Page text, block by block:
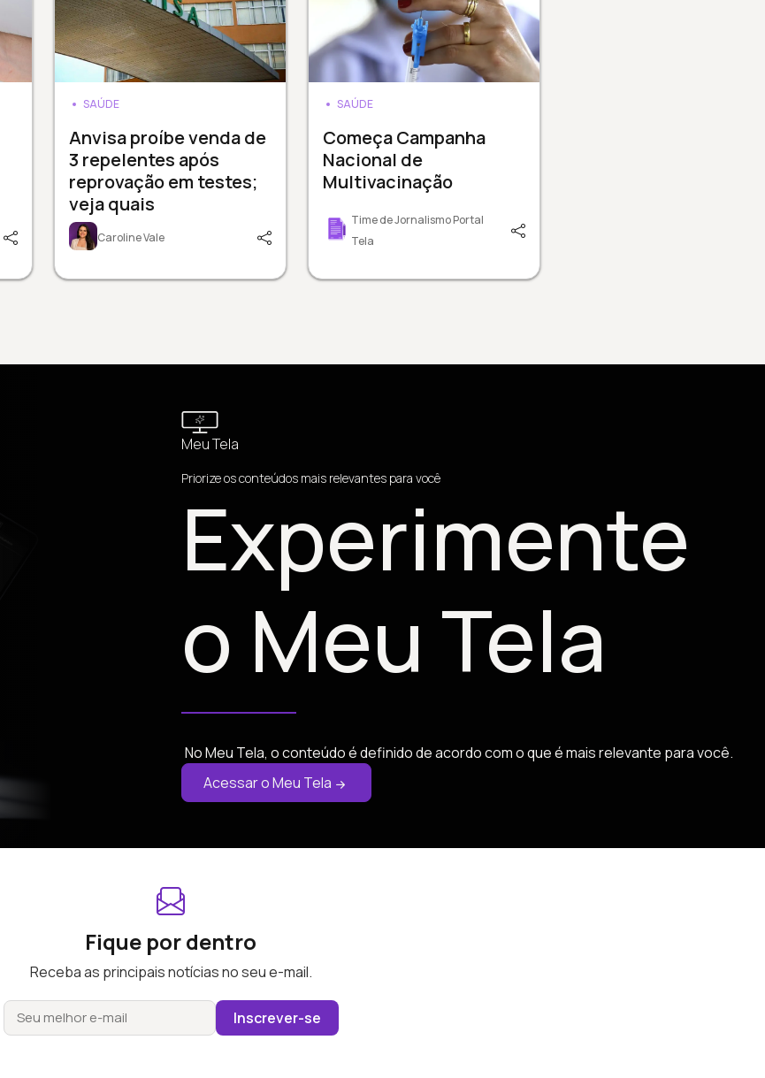
SAÚDE
Anvisa proíbe venda de
3 repelentes após
reprovação em testes;
veja quais
Caroline Vale
SAÚDE
Começa Campanha
Nacional de
Multivacinação
Time de Jornalismo Portal
Tela
Meu Tela
Priorize os conteúdos mais relevantes para você
Experimente
o Meu Tela
No Meu Tela, o conteúdo é definido de acordo com o que é mais relevante para você.
Acessar o Meu Tela
Fique por dentro
Receba as principais notícias no seu e-mail.
Inscrever-se